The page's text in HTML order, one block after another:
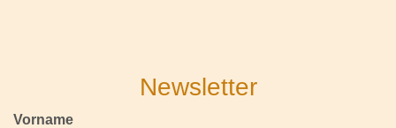
Newsletter
Vorname